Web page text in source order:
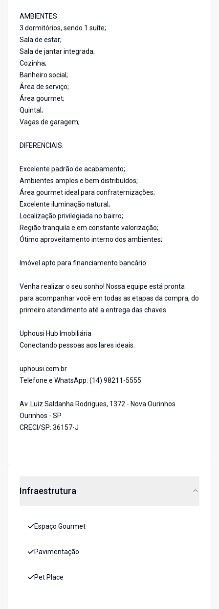
AMBIENTES
3 dormitórios, sendo 1 suíte;
Sala de estar;
Sala de jantar integrada;
Cozinha;
Banheiro social;
Área de serviço;
Área gourmet;
Quintal;
Vagas de garagem;
DIFERENCIAIS:
Excelente padrão de acabamento;
Ambientes amplos e bem distribuídos;
Área gourmet ideal para confraternizações;
Excelente iluminação natural;
Localização privilegiada no bairro;
Região tranquila e em constante valorização;
Ótimo aproveitamento interno dos ambientes;
Imóvel apto para financiamento bancário
Venha realizar o seu sonho! Nossa equipe está pronta
para acompanhar você em todas as etapas da compra, do
primeiro atendimento até a entrega das chaves.
Uphousi Hub Imobiliária
Conectando pessoas aos lares ideais.
uphousi.com.br
Telefone e WhatsApp: (14) 98211-5555
Av. Luiz Saldanha Rodrigues, 1372 - Nova Ourinhos
Ourinhos - SP
CRECI/SP: 36157-J
Infraestrutura
Espaço Gourmet
Pavimentação
Pet Place